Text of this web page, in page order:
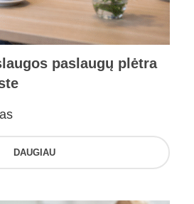
paslaugų plėtra
DAUGIAU